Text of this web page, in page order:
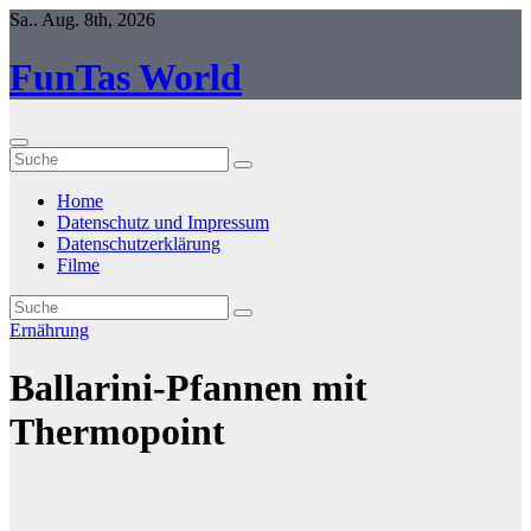
Zum
springen
Sa.. Aug. 8th, 2026
FunTas World
Home
Datenschutz und Impressum
Datenschutzerklärung
Filme
Ernährung
Ballarini-Pfannen mit
Thermopoint